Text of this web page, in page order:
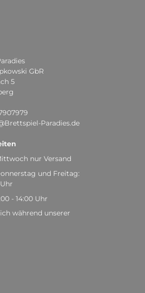
GbR
5
Paradies.de
nur Versand
und Freitag:
- 14:00 Uhr
während unserer